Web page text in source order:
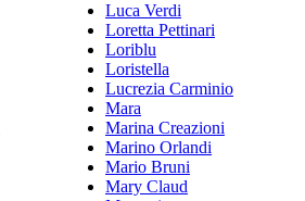
Luca Verdi
Loretta Pettinari
Loriblu
Loristella
Lucrezia Carminio
Mara
Marina Creazioni
Marino Orlandi
Mario Bruni
Mary Claud